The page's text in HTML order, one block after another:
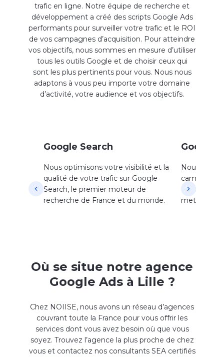
trafic en ligne. Notre équipe de recherche et
développement a créé des scripts Google Ads
performants pour surveiller votre trafic et le ROI
de vos campagnes d’acquisition. Pour atteindre
vos objectifs, nous sommes en mesure d’utiliser
tous les outils Google et de choisir ceux qui
sont les plus pertinents pour vous. Nous nous
adaptons à vous peu importe votre domaine
d’activité, votre audience et vos objectifs.
Google Search
Nous optimisons votre visibilité et la
qualité de votre trafic sur Google
Search, le premier moteur de
recherche de France et du monde.
Google
Nous
mettre en
Où se situe notre agence
Google Ads à Lille ?
Chez NOIISE, nous avons un réseau d’agences
couvrant toute la France pour vous offrir les
services dont vous avez besoin où que vous
soyez. Trouvez l’agence la plus proche de chez
vous et contactez nos consultants SEA certifiés